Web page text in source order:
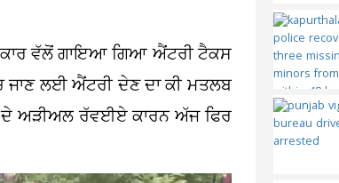
ਵੱਲੋਂ ਗਾਇਆ ਗਿਆ ਐਂਟਰੀ ਟੈਕਸ
ਜਾਣ ਲਈ ਐਂਟਰੀ ਦੇਣ ਦਾ ਕੀ ਮਤਲਬ
ਦੇ ਅੜੀਅਲ ਰੱਵਈਏ ਕਾਰਨ ਅੱਜ ਫਿਰ